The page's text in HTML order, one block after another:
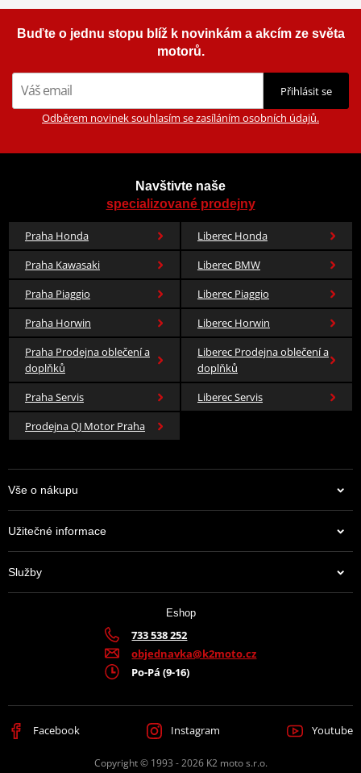
Buďte o jednu stopu blíž k novinkám a akcím ze světa
motorů.
Přihlásit se
Odběrem novinek souhlasím se zasíláním osobních údajů.
Navštivte naše
specializované prodejny
Praha Honda
Liberec Honda
Praha Kawasaki
Liberec BMW
Praha Piaggio
Liberec Piaggio
Praha Horwin
Liberec Horwin
Praha Prodejna oblečení a
doplňků
Liberec Prodejna oblečení a
doplňků
Praha Servis
Liberec Servis
Prodejna QJ Motor Praha
Vše o nákupu
Užitečné informace
Služby
Eshop
733 538 252
objednavka@k2moto.cz
Po-Pá (9-16)
Facebook Instagram Youtube
Copyright © 1993 - 2026 K2 moto s.r.o.